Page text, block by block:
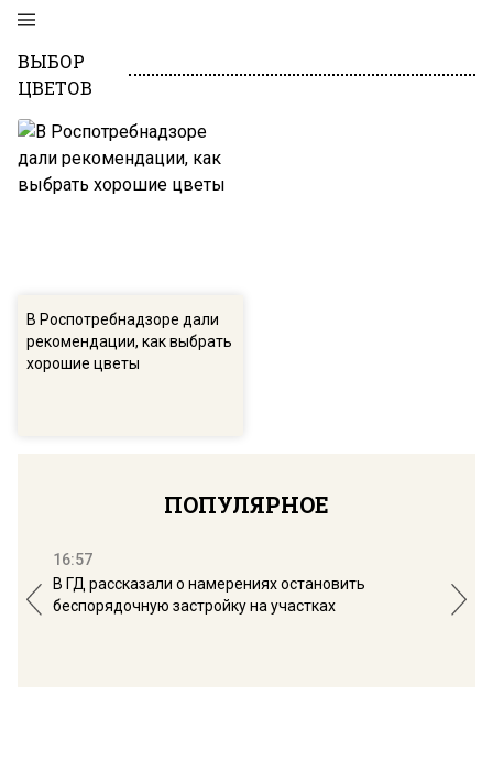
ВЫБОР
ЦВЕТОВ
В Роспотребнадзоре дали
рекомендации, как выбрать
хорошие цветы
ПОПУЛЯРНОЕ
16:57
В ГД рассказали о намерениях остановить
беспорядочную застройку на участках